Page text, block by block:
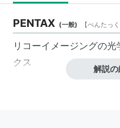
PENTAX (一般) 【ぺんたっ
リコーイメージングの光
クス
解説